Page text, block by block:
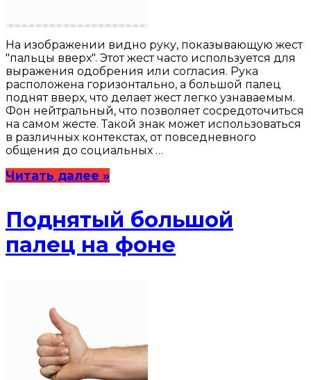
На изображении видно руку, показывающую жест
"пальцы вверх". Этот жест часто используется для
выражения одобрения или согласия. Рука
расположена горизонтально, а большой палец
поднят вверх, что делает жест легко узнаваемым.
Фон нейтральный, что позволяет сосредоточиться
на самом жесте. Такой знак может использоваться
в различных контекстах, от повседневного
общения до социальных …
Читать далее »
Поднятый большой
палец на фоне